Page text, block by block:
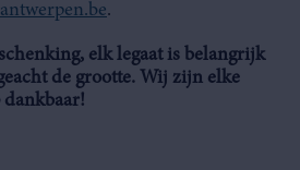
.
elk legaat is belangrijk
de grootte. Wij zijn elke